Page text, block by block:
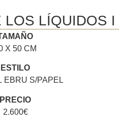
LOS LÍQUIDOS I
X 50 CM
ESTILO
EBRU S/PAPEL
PRECIO
2.600€